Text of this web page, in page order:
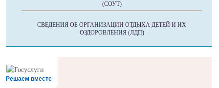
(СОУТ)
СВЕДЕНИЯ ОБ ОРГАНИЗАЦИИ ОТДЫХА ДЕТЕЙ И ИХ
ОЗДОРОВЛЕНИЯ (ЛДП)
Решаем вместе